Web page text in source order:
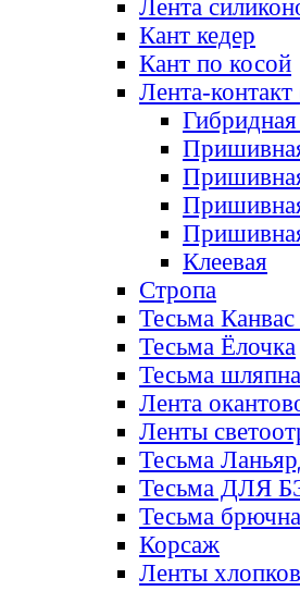
Лента
Кант кедер
Кант по косой
Лента-
Клеевая
Стропа
Тесьма
Тесьма Ёлочка
Тесьма
Лента
Ленты
Тесьма
Тесьма ДЛЯ
Тесьма
Корсаж
Ленты